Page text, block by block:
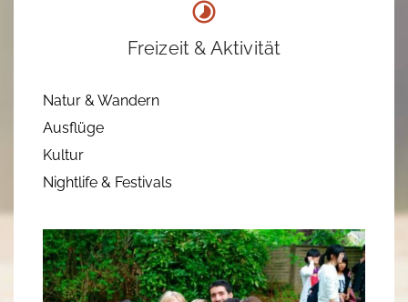
Freizeit & Aktivität
Natur & Wandern
Ausflüge
Kultur
Nightlife & Festivals